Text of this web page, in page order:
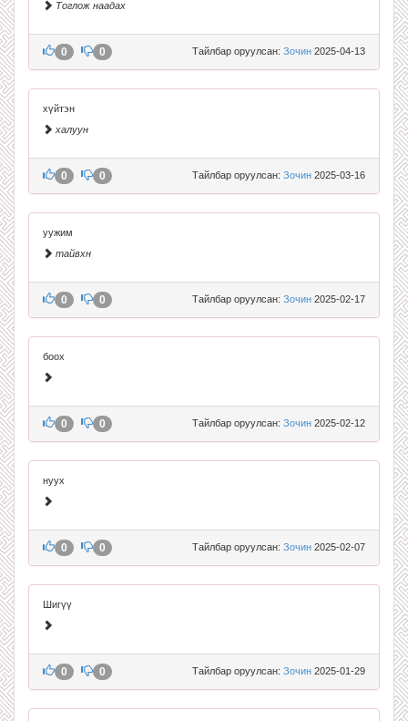
Тоглож наадах
Тайлбар оруулсан: Зочин 2025-04-13
0 0
хүйтэн
халуун
Тайлбар оруулсан: Зочин 2025-03-16
0 0
уужим
тайвхн
Тайлбар оруулсан: Зочин 2025-02-17
0 0
боох
Тайлбар оруулсан: Зочин 2025-02-12
0 0
нуух
Тайлбар оруулсан: Зочин 2025-02-07
0 0
Шигүү
Тайлбар оруулсан: Зочин 2025-01-29
0 0